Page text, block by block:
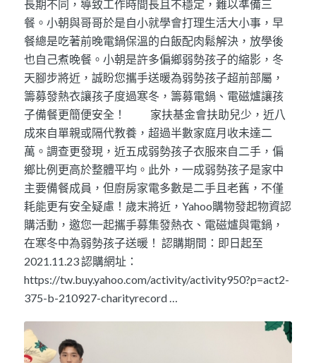
長期不同，導致工作時間長且不穩定，難以準備三
餐。小朝與哥哥於是自小就學會打理生活大小事，早
餐總是吃著前晚電鍋保溫的白飯配肉鬆解決，放學後
也自己煮晚餐。小朝是許多偏鄉弱勢孩子的縮影，冬
天腳步將近，誠盼您攜手送暖為弱勢孩子超前部屬，
籌募發熱衣讓孩子度過寒冬，籌募電鍋、電磁爐讓孩
子備餐更簡便安全！ 家扶基金會扶助兒少，近八
成來自單親或隔代教養，超過半數家庭月收未達二
萬。調查更發現，近五成弱勢孩子衣服來自二手，偏
鄉比例更高於整體平均。此外，一成弱勢孩子是家中
主要備餐成員，但廚房家電多數是二手且老舊，不僅
耗能更有安全疑慮！歲末將近，Yahoo購物發起物資認
購活動，邀您一起攜手募集發熱衣、電磁爐與電鍋，
在寒冬中為弱勢孩子送暖！ 認購期間：即日起至
2021.11.23 認購網址：
https://tw.buy.yahoo.com/activity/activity950?p=act2-
375-b-210927-charityrecord …